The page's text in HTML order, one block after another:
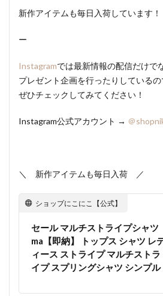
新作アイテムも毎日入荷しています！
ー
Instagramでは最新情報の配信だけで
プレゼント企画を行ったりしているの
ぜひチェックしてみてください！
Instagram公式アカウント → ＠
＼ 新作アイテムも毎日入荷 ／
ショップにこにこ【公式】
セール マルチストライプシャツ
ma【即納】 トップス シャツ レ
ィース ストライプ マルチストラ
イプ スプリングシャツ シンプル